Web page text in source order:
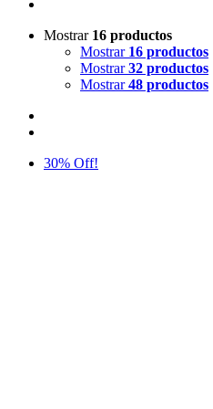
Mostrar 16 productos
Mostrar 16 productos
Mostrar32 productos
Mostrar48 productos
30% Off!